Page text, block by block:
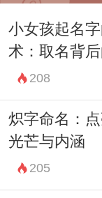
除了传统的
命名的理念
倾向于选择
子在日益激
小女孩起名
术：取名背
解析208
炽字命名：
光芒与内涵
205